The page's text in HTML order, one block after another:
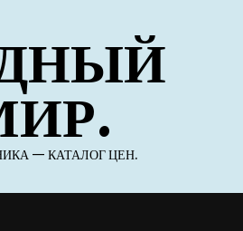
— КАТАЛОГ ЦЕН.